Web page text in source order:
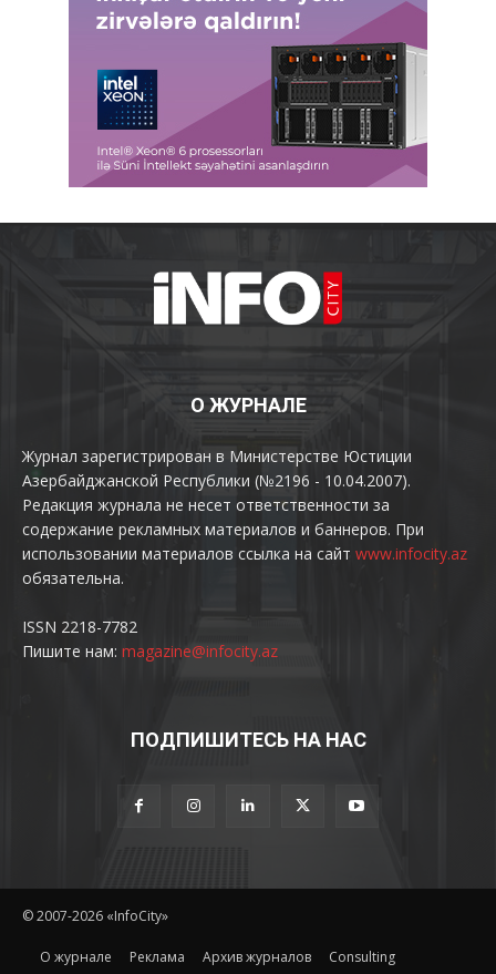
О ЖУРНАЛЕ
Журнал зарегистрирован в Министерстве Юстиции
Азербайджанской Республики (№2196 - 10.04.2007).
Редакция журнала не несет ответственности за
содержание рекламных материалов и баннеров. При
использовании материалов ссылка на сайт www.infocity.az
обязательна.
ISSN 2218-7782
Пишите нам: magazine@infocity.az
ПОДПИШИТЕСЬ НА НАС
© 2007-2026 «InfoCity»
O журнале Реклама Архив журналов
Consulting